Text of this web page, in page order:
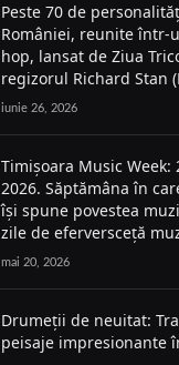
Peste 70 de
României, reunite într-
hop, lansat de Ziua
regizorul Richard Stan
iunie 26, 2026
Timișoara Music
2026. Săptămâna în
își spune povestea
zile de eferversceță
mai 20, 2026
Drumeții de neuitat:
peisaje impresionante